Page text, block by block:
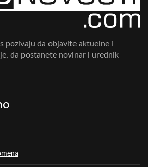
pozivaju da objavite aktuelne i
da postanete novinar i urednik